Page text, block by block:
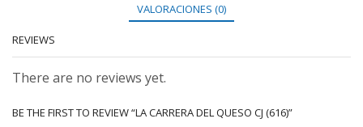
VALORACIONES (0)
REVIEWS
There are no reviews yet.
BE THE FIRST TO REVIEW “LA CARRERA DEL QUESO CJ (616)”